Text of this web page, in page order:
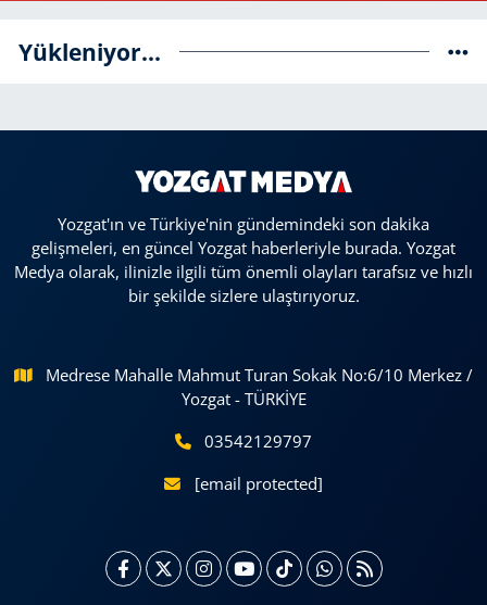
Yükleniyor...
Yozgat'ın ve Türkiye'nin gündemindeki son dakika
gelişmeleri, en güncel Yozgat haberleriyle burada. Yozgat
Medya olarak, ilinizle ilgili tüm önemli olayları tarafsız ve hızlı
bir şekilde sizlere ulaştırıyoruz.
Medrese Mahalle Mahmut Turan Sokak No:6/10 Merkez /
Yozgat - TÜRKİYE
03542129797
[email protected]